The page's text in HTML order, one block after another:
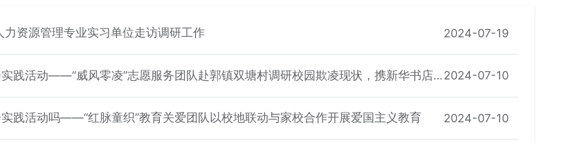
资源管理专业实习单位走访调研工作 2024-07-19
实践活动——“威风零凌”志愿服务团队赴郭镇双塘村调研校园欺凌现状，携新华书店
2024-07-10
实践活动吗——“红脉童织”教育关爱团队以校地联动与家校合作开展爱国主义教育 2024-07-10